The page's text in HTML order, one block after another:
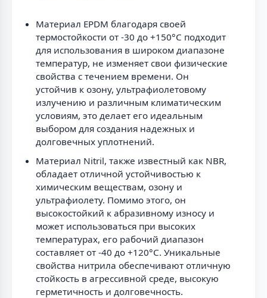
Материал EPDM благодаря своей
термостойкости от -30 до +150°C подходит
для использования в широком диапазоне
температур, не изменяет свои физические
свойства с течением времени. Он
устойчив к озону, ультрафиолетовому
излучению и различным климатическим
условиям, это делает его идеальным
выбором для создания надежных и
долговечных уплотнений.
Материал Nitril, также известный как NBR,
обладает отличной устойчивостью к
химическим веществам, озону и
ультрафиолету. Помимо этого, он
высокостойкий к абразивному износу и
может использоваться при высоких
температурах, его рабочий диапазон
составляет от -40 до +120°C. Уникальные
свойства нитрила обеспечивают отличную
стойкость в агрессивной среде, высокую
герметичность и долговечность.